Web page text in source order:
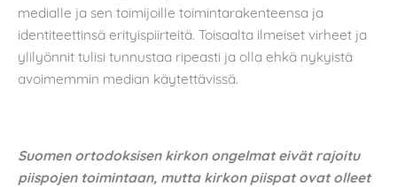
medialle ja sen toimijoille toimintarakenteensa ja
identiteettinsä erityispiirteitä. Toisaalta ilmeiset virheet ja
ylilyönnit tulisi tunnustaa ripeasti ja olla ehkä nykyistä
avoimemmin median käytettävissä.
Suomen ortodoksisen kirkon ongelmat eivät rajoitu
piispojen toimintaan, mutta kirkon piispat ovat olleet